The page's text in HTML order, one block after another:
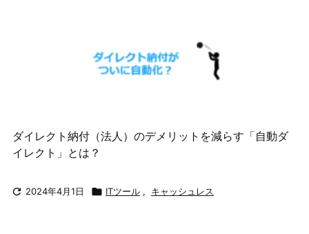
ダイレクト納付（法人）のデメリットを減らす「自動ダ
イレクト」とは？
 2024年4月1日  ITツール , キャッシュレス